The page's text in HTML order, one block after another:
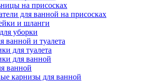
на присосках
для ванной на присосках
и шланги
уборки
ванной и туалета
для туалета
для ванной
ванной
карнизы для ванной